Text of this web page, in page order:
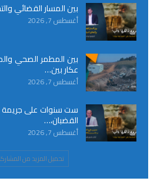
بين المسار القضائي
أغسطس 7, 2026
بين المطمر الصحي
عكار بين…
أغسطس 7, 2026
ست سنوات على جريمة
القضبان،…
أغسطس 7, 2026
تحميل المزيد من